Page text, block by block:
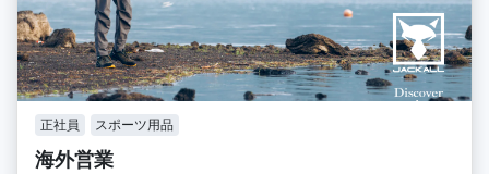
正社員 スポーツ用品
海外営業